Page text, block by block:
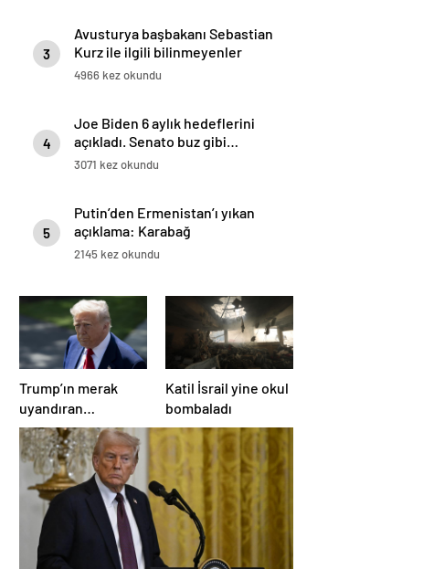
3
Avusturya başbakanı Sebastian
Kurz ile ilgili bilinmeyenler
4966 kez okundu
4
Joe Biden 6 aylık hedeflerini
açıkladı. Senato buz gibi…
3071 kez okundu
5
Putin’den Ermenistan’ı yıkan
açıklama: Karabağ
Azerbaycan’ın ayrılmaz bir
2145 kez okundu
Trump’ın merak
uyandıran
paylaşımının sağlık
sistemiyle ilgili
kararname olduğu
anlaşıldı
Katil İsrail yine okul
bombaladı